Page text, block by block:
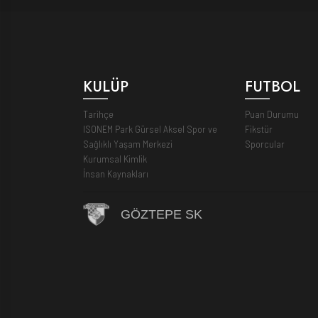
KULÜP
Tarihçe
ISONEM Park Gürsel Aksel Spor ve
Sağlıklı Yaşam Merkezi
Kurumsal Kimlik
İnsan Kaynakları
FUTBOL
Puan Durumu
Fikstür
Sporcular
GÖZTEPE SK